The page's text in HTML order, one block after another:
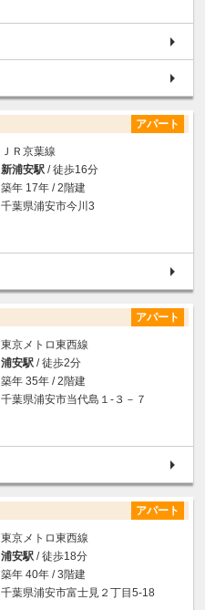
アパート
ＪＲ京葉線
新浦安駅 / 徒歩16分
築年 17年 / 2階建
千葉県浦安市今川3
アパート
東京メトロ東西線
浦安駅 / 徒歩2分
築年 35年 / 2階建
千葉県浦安市当代島１-３－７
アパート
東京メトロ東西線
浦安駅 / 徒歩18分
築年 40年 / 3階建
千葉県浦安市富士見２丁目5-18